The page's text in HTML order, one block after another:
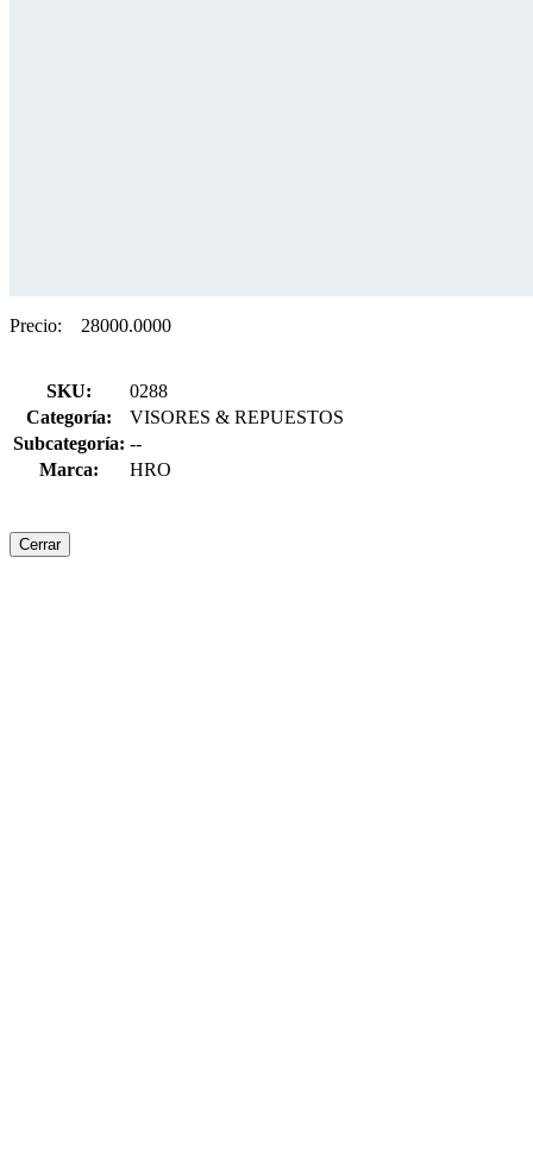
Precio: 28000.0000
SKU:
0288
Categoría:
VISORES & REPUESTOS
Subcategoría: --
Marca:
HRO
Cerrar